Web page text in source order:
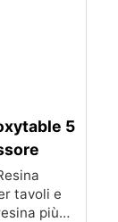
5
tavoli e
più